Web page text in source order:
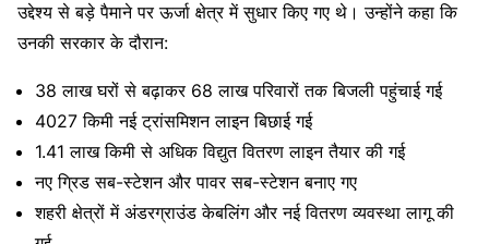
उद्देश्य से बड़े पैमाने पर ऊर्जा क्षेत्र में सुधार किए गए थे। उन्होंने कहा कि
उनकी सरकार के दौरान:
38 लाख घरों से बढ़ाकर 68 लाख परिवारों तक बिजली पहुंचाई गई
4027 किमी नई ट्रांसमिशन लाइन बिछाई गई
1.41 लाख किमी से अधिक विद्युत वितरण लाइन तैयार की गई
नए ग्रिड सब-स्टेशन और पावर सब-स्टेशन बनाए गए
शहरी क्षेत्रों में अंडरग्राउंड केबलिंग और नई वितरण व्यवस्था लागू की